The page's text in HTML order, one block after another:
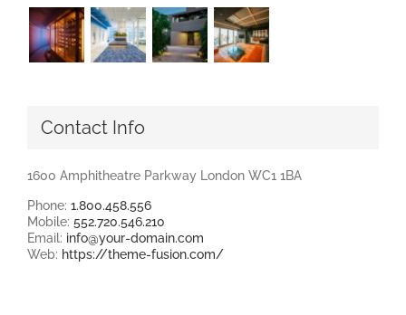
Contact Info
1600 Amphitheatre Parkway London WC1 1BA
Phone: 1.800.458.556
Mobile: 552.720.546.210
Email: info@your-domain.com
Web: https://theme-fusion.com/